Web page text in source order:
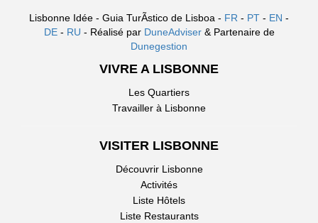
Lisbonne Idée - Guia TurÃ­stico de Lisboa - FR - PT - EN -
DE- RU - Réalisé par DuneAdviser & Partenaire de
Dunegestion
VIVRE A LISBONNE
Les Quartiers
Travailler à Lisbonne
VISITER LISBONNE
Découvrir Lisbonne
Activités
Liste Hôtels
Liste Restaurants